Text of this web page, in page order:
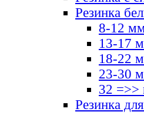
Резинка
8-12 мм
13-17
18-22
23-30
32 =>>
Резинка